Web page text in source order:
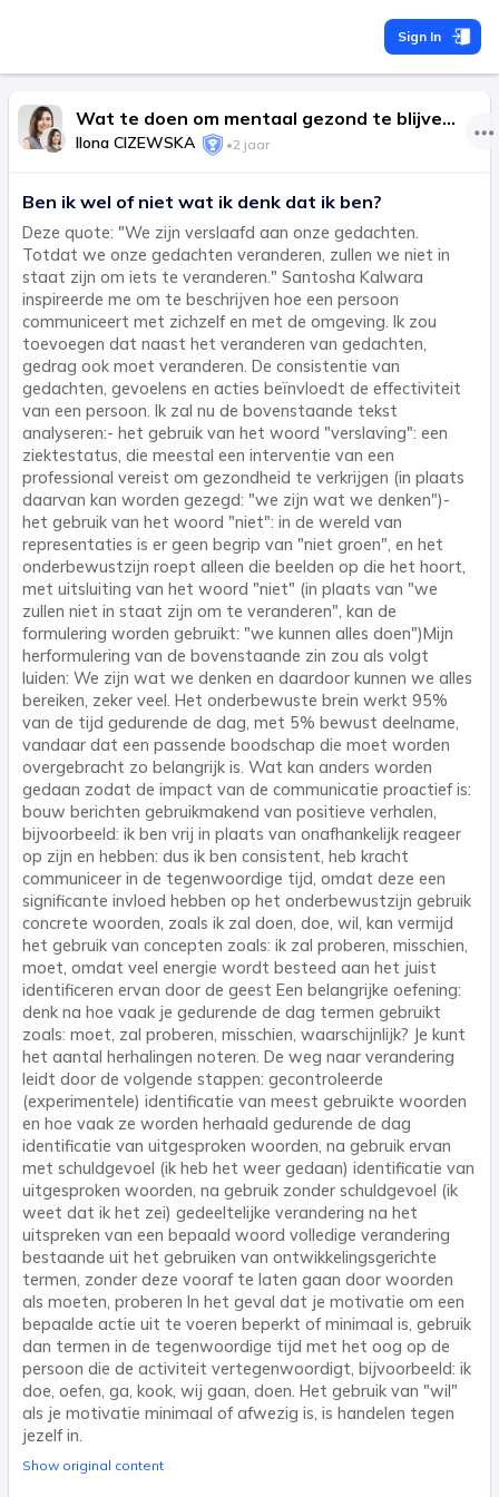
Sign In
Wat te doen om mentaal gezond te blijven?: het belangrijkste is om actie te ondernemen in het leven, in plaats van te proberen.
Ilona CIZEWSKA •2 jaar
Ben ik wel of niet wat ik denk dat ik ben?
Deze quote: "We zijn verslaafd aan onze gedachten.
Totdat we onze gedachten veranderen, zullen we niet in
staat zijn om iets te veranderen." Santosha Kalwara
inspireerde me om te beschrijven hoe een persoon
communiceert met zichzelf en met de omgeving. Ik zou
toevoegen dat naast het veranderen van gedachten,
gedrag ook moet veranderen. De consistentie van
gedachten, gevoelens en acties beïnvloedt de effectiviteit
van een persoon. Ik zal nu de bovenstaande tekst
analyseren:- het gebruik van het woord "verslaving": een
ziektestatus, die meestal een interventie van een
professional vereist om gezondheid te verkrijgen (in plaats
daarvan kan worden gezegd: "we zijn wat we denken")-
het gebruik van het woord "niet": in de wereld van
representaties is er geen begrip van "niet groen", en het
onderbewustzijn roept alleen die beelden op die het hoort,
met uitsluiting van het woord "niet" (in plaats van "we
zullen niet in staat zijn om te veranderen", kan de
formulering worden gebruikt: "we kunnen alles doen")Mijn
herformulering van de bovenstaande zin zou als volgt
luiden: We zijn wat we denken en daardoor kunnen we alles
bereiken, zeker veel. Het onderbewuste brein werkt 95%
van de tijd gedurende de dag, met 5% bewust deelname,
vandaar dat een passende boodschap die moet worden
overgebracht zo belangrijk is. Wat kan anders worden
gedaan zodat de impact van de communicatie proactief is:
bouw berichten gebruikmakend van positieve verhalen,
bijvoorbeeld: ik ben vrij in plaats van onafhankelijk reageer
op zijn en hebben: dus ik ben consistent, heb kracht
communiceer in de tegenwoordige tijd, omdat deze een
significante invloed hebben op het onderbewustzijn gebruik
concrete woorden, zoals ik zal doen, doe, wil, kan vermijd
het gebruik van concepten zoals: ik zal proberen, misschien,
moet, omdat veel energie wordt besteed aan het juist
identificeren ervan door de geest Een belangrijke oefening:
denk na hoe vaak je gedurende de dag termen gebruikt
zoals: moet, zal proberen, misschien, waarschijnlijk? Je kunt
het aantal herhalingen noteren. De weg naar verandering
leidt door de volgende stappen: gecontroleerde
(experimentele) identificatie van meest gebruikte woorden
en hoe vaak ze worden herhaald gedurende de dag
identificatie van uitgesproken woorden, na gebruik ervan
met schuldgevoel (ik heb het weer gedaan) identificatie van
uitgesproken woorden, na gebruik zonder schuldgevoel (ik
weet dat ik het zei) gedeeltelijke verandering na het
uitspreken van een bepaald woord volledige verandering
bestaande uit het gebruiken van ontwikkelingsgerichte
termen, zonder deze vooraf te laten gaan door woorden
als moeten, proberen In het geval dat je motivatie om een ​​
bepaalde actie uit te voeren beperkt of minimaal is, gebruik
dan termen in de tegenwoordige tijd met het oog op de
persoon die de activiteit vertegenwoordigt, bijvoorbeeld: ik
doe, oefen, ga, kook, wij gaan, doen. Het gebruik van "wil"
als je motivatie minimaal of afwezig is, is handelen tegen
jezelf in.
Show original content